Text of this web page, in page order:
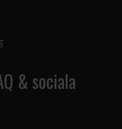
& sociala